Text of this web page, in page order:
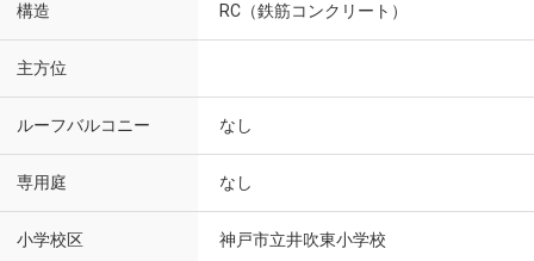
構造 RC（鉄筋コンクリート）
主方位
ルーフバルコニー なし
専用庭 なし
小学校区 神戸市立井吹東小学校